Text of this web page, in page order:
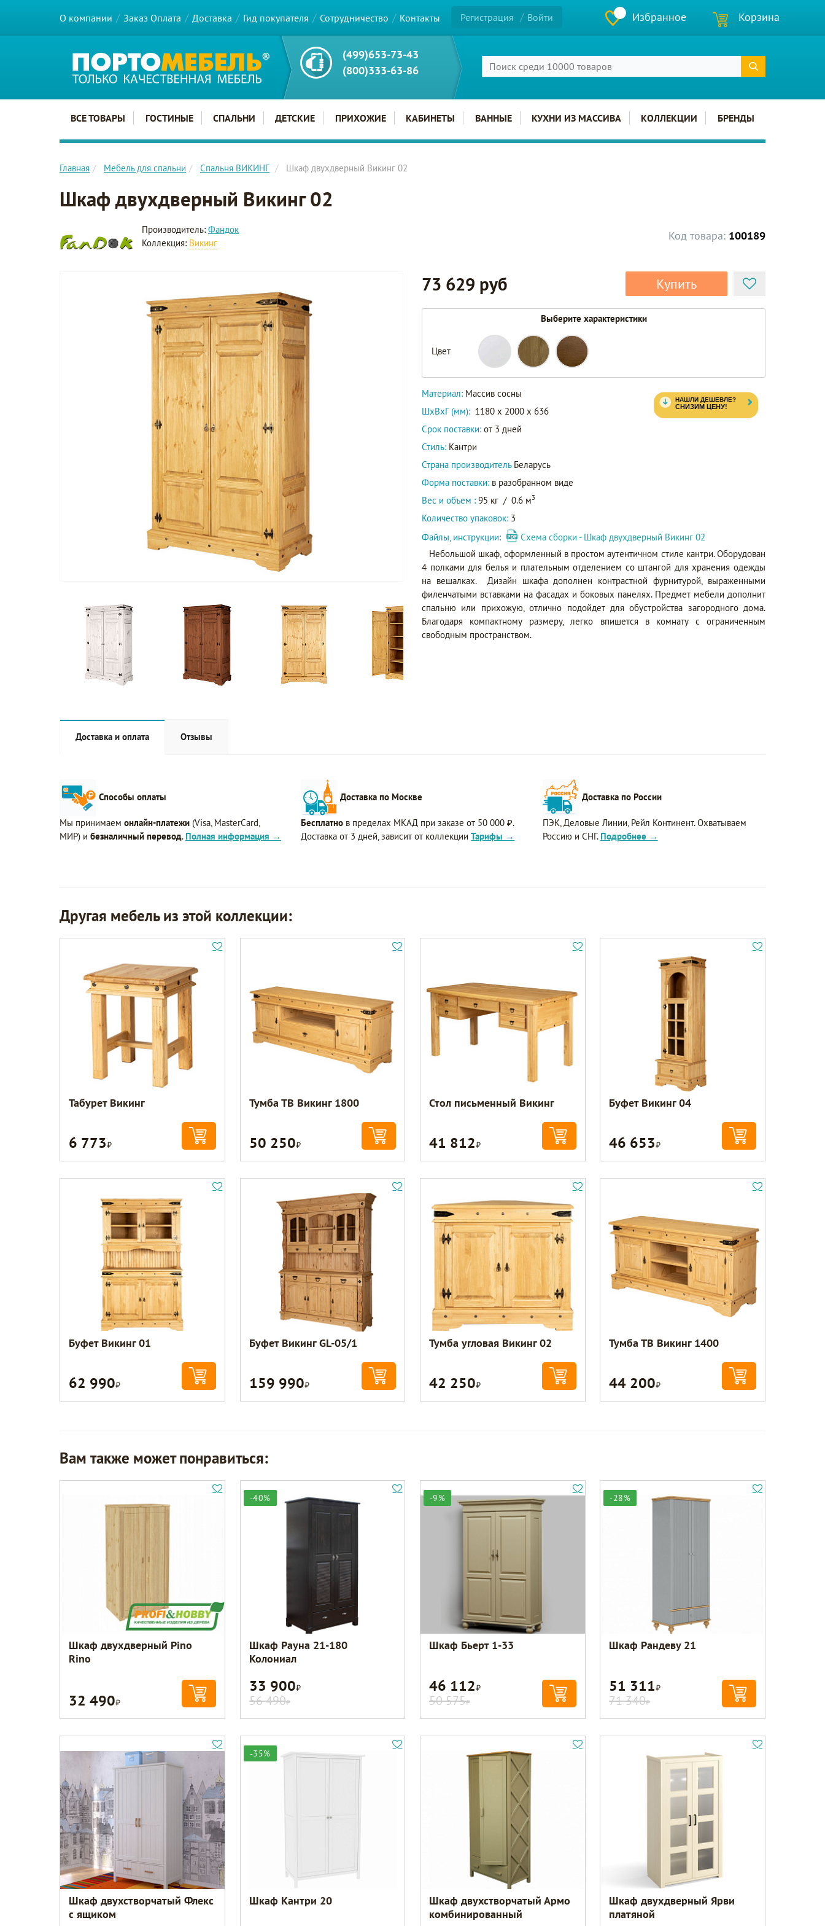
О компании Заказ Оплата Доставка Гид покупателя Сотрудничество Контакты Регистрация Войти Избранное Корзина
(499)653-73-43
(800)333-63-86
Главное меню сайта
ВСЕ ТОВАРЫ ГОСТИНЫЕ СПАЛЬНИ ДЕТСКИЕ ПРИХОЖИЕ КАБИНЕТЫ ВАННЫЕ КУХНИ ИЗ МАССИВА КОЛЛЕКЦИИ БРЕНДЫ
Главная Мебель для спальни Спальня ВИКИНГ Шкаф двухдверный Викинг 02
Шкаф двухдверный Викинг 02
Код товара: 100189
Производитель: Фандок
Коллекция: Викинг
73 629 руб Купить
Выберите характеристики
Цвет
Материал: Массив сосны
ШxВxГ (мм): 1180 x 2000 x 636
Срок поставки: от 3 дней
Стиль: Кантри
Страна производитель Беларусь
Форма поставки: в разобранном виде
Вес и объем : 95 кг / 0.6 м3
Количество упаковок: 3
Файлы, инструкции:
Схема сборки - Шкаф двухдверный Викинг 02
Небольшой шкаф, оформленный в простом аутентичном стиле кантри. Оборудован
4 полками для белья и плательным отделением со штангой для хранения одежды
на вешалках. Дизайн шкафа дополнен контрастной фурнитурой, выраженными
филенчатыми вставками на фасадах и боковых панелях. Предмет мебели дополнит
спальню или прихожую, отлично подойдет для обустройства загородного дома.
Благодаря компактному размеру, легко впишется в комнату с ограниченным
свободным пространством.
Доставка и оплата Отзывы
Способы оплаты
Мы принимаем онлайн-платежи (Visa, MasterCard,
МИР) и безналичный перевод. Полная информация →
Доставка по Москве
Бесплатно в пределах МКАД при заказе от 50 000 ₽.
Доставка от 3 дней, зависит от коллекцииТарифы →
Доставка по России
ПЭК, Деловые Линии, Рейл Континент. Охватываем
Россию и СНГ. Подробнее →
Другая мебель из этой коллекции:
Табурет Викинг
6 773Р
Тумба ТВ Викинг 1800
50 250Р
Стол письменный Викинг
41 812Р
Буфет Викинг 04
46 653Р
Буфет Викинг 01
62 990Р
Буфет Викинг GL-05/1
159 990Р
Тумба угловая Викинг 02
42 250Р
Тумба ТВ Викинг 1400
44 200Р
Вам также может понравиться:
Шкаф двухдверный Pino
Rino
32 490Р
-40%
Шкаф Рауна 21-180
Колониал
33 900Р
56 490Р
-9%
Шкаф Бьерт 1-33
46 112Р
50 575Р
-28%
Шкаф Рандеву 21
51 311Р
71 340Р
Шкаф двухстворчатый Флекс
с ящиком
-35%
Шкаф Кантри 20
Шкаф двухстворчатый Армо
комбинированный
Шкаф двухдверный Ярви
платяной